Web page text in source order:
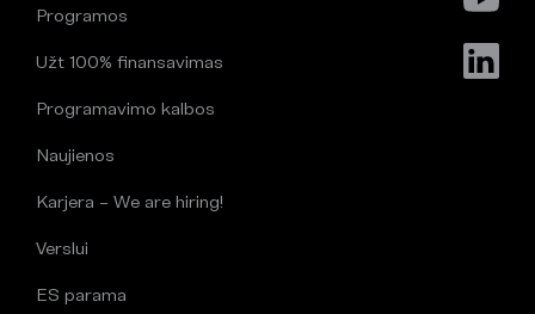
Programos
Užt 100% finansavimas
Programavimo kalbos
Naujienos
Karjera – We are hiring!
Verslui
ES parama